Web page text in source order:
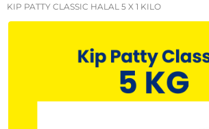
KIP PATTY CLASSIC HALAL 5 X 1 KILO